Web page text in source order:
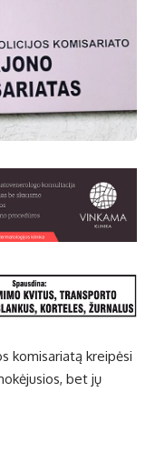
komisariatą kreipėsi
bet jų